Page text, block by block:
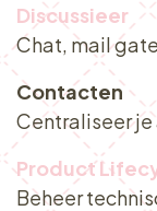
Discussieer
Chat, mail
Contacten
Centraliseer
Product
Beheer